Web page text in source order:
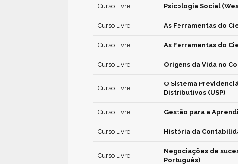
Curso Livre Psicologia Social
Curso Livre As Ferramentas do
Curso Livre As Ferramentas do
Curso Livre Origens da Vida no
Curso Livre
O Sistema
Distributivos (USP)
Curso Livre Gestão para a
Curso Livre História da
Curso Livre
Negociações de
Português)